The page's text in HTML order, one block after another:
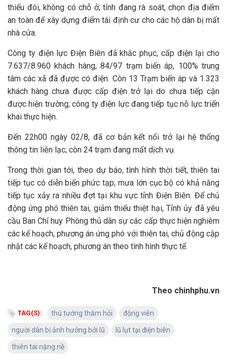
thiếu đói, không có chỗ ở; tỉnh đang rà soát, chọn địa điểm
an toàn để xây dựng điểm tái định cư cho các hộ dân bị mất
nhà cửa.
Công ty điện lực Điện Biên đã khắc phục, cấp điện lại cho
7.637/8.960 khách hàng, 84/97 trạm biến áp, 100% trung
tâm các xã đã được có điện. Còn 13 Trạm biến áp và 1.323
khách hàng chưa được cấp điện trở lại do chưa tiếp cận
được hiện trường; công ty điện lực đang tiếp tục nỗ lực triển
khai thực hiện.
Đến 22h00 ngày 02/8, đã cơ bản kết nối trở lại hệ thống
thông tin liên lạc; còn 24 trạm đang mất dịch vụ.
Trong thời gian tới, theo dự báo, tình hình thời tiết, thiên tai
tiếp tục có diễn biến phức tạp; mưa lớn cục bộ có khả năng
tiếp tục xảy ra nhiều đợt tại khu vực tỉnh Điện Biên. Để chủ
động ứng phó thiên tai, giảm thiểu thiệt hại, Tỉnh ủy đã yêu
cầu Ban Chỉ huy Phòng thủ dân sự các cấp thực hiện nghiêm
các kế hoạch, phương án ứng phó với thiên tai, chủ động cập
nhật các kế hoạch, phương án theo tình hình thực tế.
Theo chinhphu.vn
TAG(S): thủ tướng thăm hỏi động viên
người dân bị ảnh hưởng bởi lũ lũ lụt tại điện biên
thiên tai nặng nề